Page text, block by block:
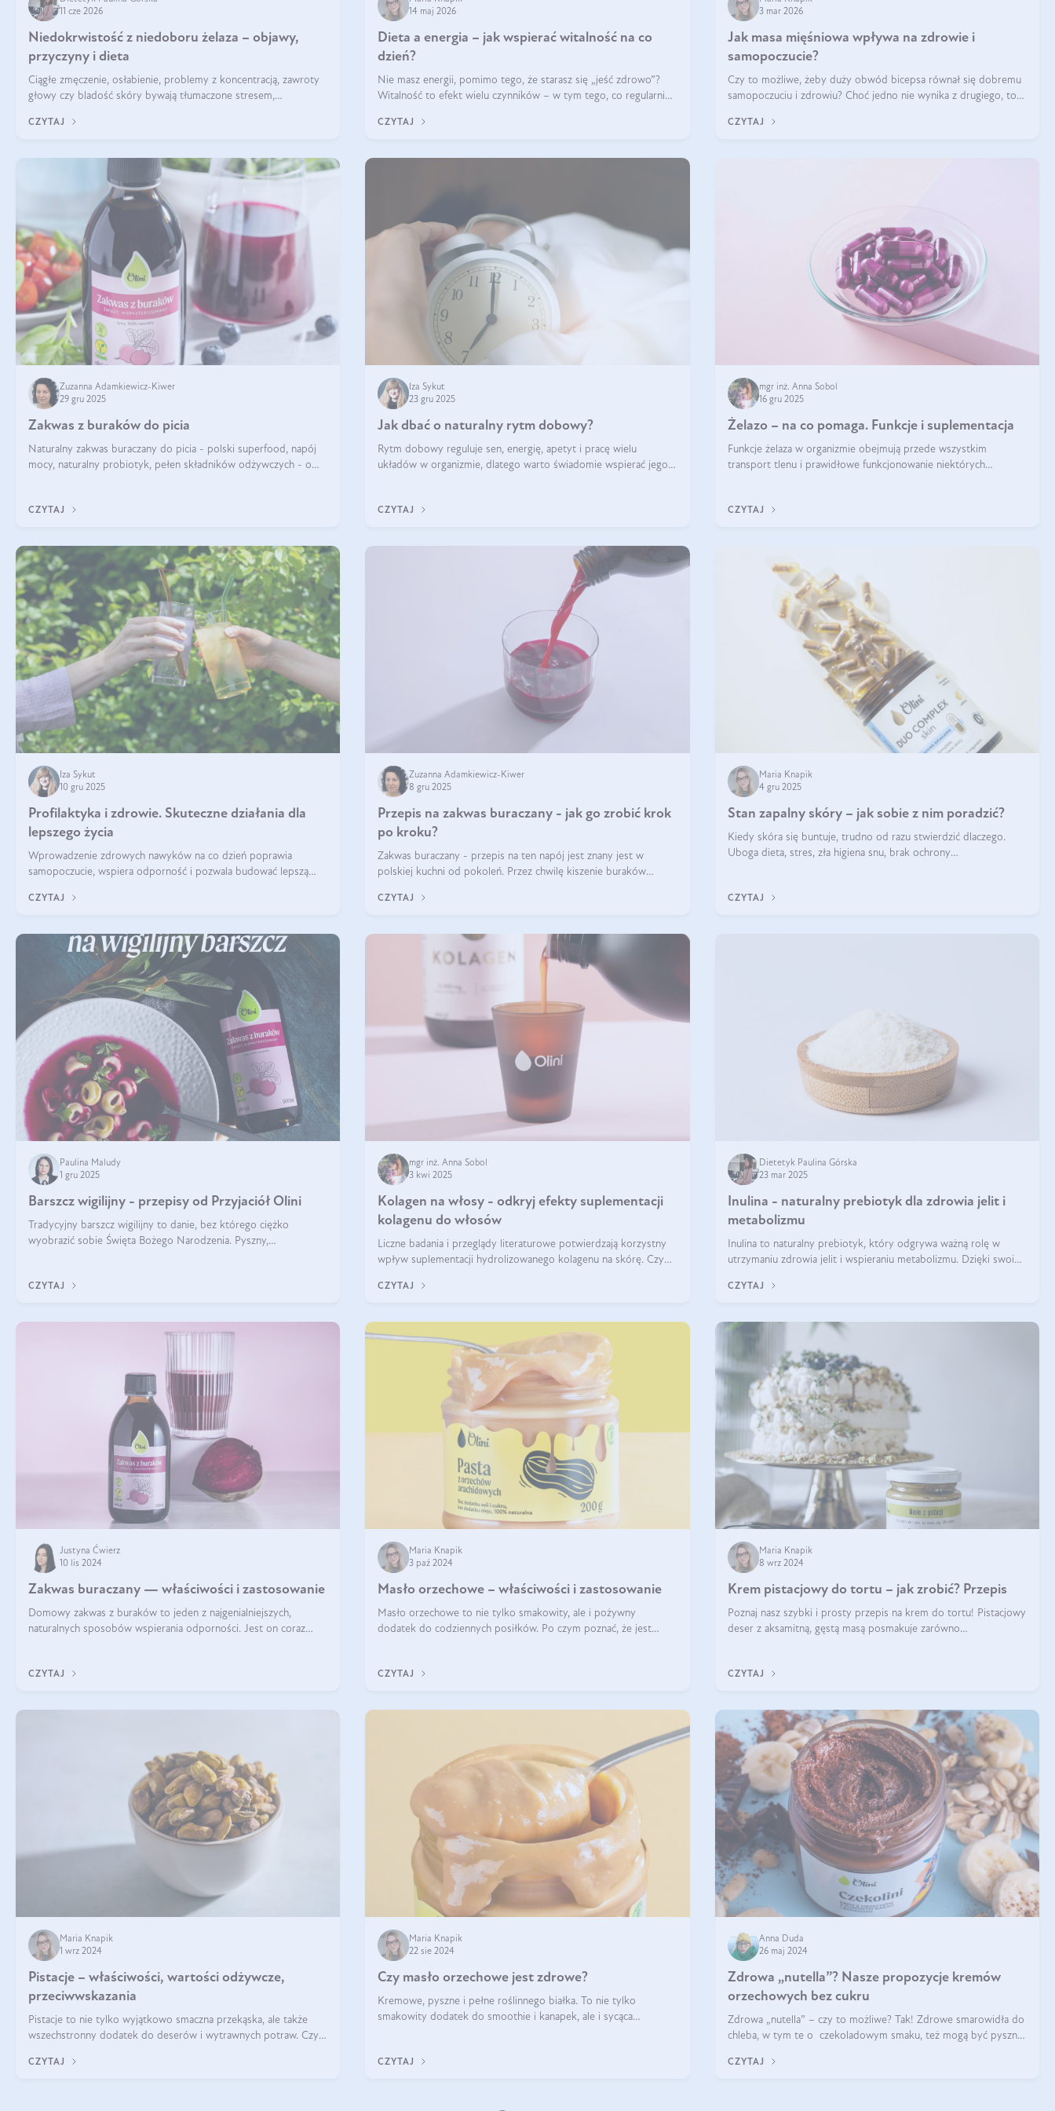
11 cze 2026
Niedokrwistość z niedoboru żelaza – objawy,
przyczyny i dieta
Ciągłe zmęczenie, osłabienie, problemy z koncentracją, zawroty
głowy czy bladość skóry bywają tłumaczone stresem,
może być niedokrwistość z niedoboru żelaza.
CZYTAJ
14 maj 2026
Dieta a energia – jak wspierać witalność na co
dzień?
Nie masz energii, pomimo tego, że starasz się „jeść zdrowo”?
Witalność to efekt wielu czynników – w tym tego, co regularnie
się w zależności od osoby
CZYTAJ
3 mar 2026
Jak masa mięśniowa wpływa na zdrowie i
samopoczucie?
Czy to możliwe, żeby duży obwód bicepsa równał się dobremu
samopoczuciu i zdrowiu? Choć jedno nie wynika z drugiego, to
poprawić jakość życia. W jaki sposób? W tym wpisie wszystko
CZYTAJ
Zuzanna Adamkiewicz-Kiwer
29 gru 2025
Zakwas z buraków do picia
Naturalny zakwas buraczany do picia - polski superfood, napój
mocy, naturalny probiotyk, pełen składników odżywczych - o
CZYTAJ
Iza Sykut
23 gru 2025
Jak dbać o naturalny rytm dobowy?
Rytm dobowy reguluje sen, energię, apetyt i pracę wielu
układów w organizmie, dlatego warto świadomie wspierać jego
CZYTAJ
mgr inż. Anna Sobol
16 gru 2025
Żelazo – na co pomaga. Funkcje i suplementacja
Funkcje żelaza w organizmie obejmują przede wszystkim
transport tlenu i prawidłowe funkcjonowanie niektórych
etapie życia.
CZYTAJ
Iza Sykut
10 gru 2025
Profilaktyka i zdrowie. Skuteczne działania dla
lepszego życia
Wprowadzenie zdrowych nawyków na co dzień poprawia
samopoczucie, wspiera odporność i pozwala budować lepszą
CZYTAJ
Zuzanna Adamkiewicz-Kiwer
8 gru 2025
Przepis na zakwas buraczany - jak go zrobić krok
po kroku?
Zakwas buraczany - przepis na ten napój jest znany jest w
polskiej kuchni od pokoleń. Przez chwilę kiszenie buraków
na fali popularności na
CZYTAJ
Maria Knapik
4 gru 2025
Stan zapalny skóry – jak sobie z nim poradzić?
Kiedy skóra się buntuje, trudno od razu stwierdzić dlaczego.
Uboga dieta, stres, zła higiena snu, brak ochrony
CZYTAJ
Paulina Maludy
1 gru 2025
Barszcz wigilijny - przepisy od Przyjaciół Olini
Tradycyjny barszcz wigilijny to danie, bez którego ciężko
wyobrazić sobie Święta Bożego Narodzenia. Pyszny,
CZYTAJ
mgr inż. Anna Sobol
3 kwi 2025
Kolagen na włosy - odkryj efekty suplementacji
kolagenu do włosów
Liczne badania i przeglądy literaturowe potwierdzają korzystny
wpływ suplementacji hydrolizowanego kolagenu na skórę. Czy
CZYTAJ
Dietetyk Paulina Górska
23 mar 2025
Inulina - naturalny prebiotyk dla zdrowia jelit i
metabolizmu
Inulina to naturalny prebiotyk, który odgrywa ważną rolę w
utrzymaniu zdrowia jelit i wspieraniu metabolizmu. Dzięki swoim
jelitowych, co ma pozy
CZYTAJ
Justyna Ćwierz
10 lis 2024
Zakwas buraczany — właściwości i zastosowanie
Domowy zakwas z buraków to jeden z najgenialniejszych,
naturalnych sposobów wspierania odporności. Jest on coraz
CZYTAJ
Maria Knapik
3 paź 2024
Masło orzechowe – właściwości i zastosowanie
Masło orzechowe to nie tylko smakowity, ale i pożywny
dodatek do codziennych posiłków. Po czym poznać, że jest
CZYTAJ
Maria Knapik
8 wrz 2024
Krem pistacjowy do tortu – jak zrobić? Przepis
Poznaj nasz szybki i prosty przepis na krem do tortu! Pistacjowy
deser z aksamitną, gęstą masą posmakuje zarówno
CZYTAJ
Maria Knapik
1 wrz 2024
Pistacje – właściwości, wartości odżywcze,
przeciwwskazania
Pistacje to nie tylko wyjątkowo smaczna przekąska, ale także
wszechstronny dodatek do deserów i wytrawnych potraw. Czy
każdy może się ni
CZYTAJ
Maria Knapik
22 sie 2024
Czy masło orzechowe jest zdrowe?
Kremowe, pyszne i pełne roślinnego białka. To nie tylko
smakowity dodatek do smoothie i kanapek, ale i sycąca
CZYTAJ
Anna Duda
26 maj 2024
Zdrowa „nutella”? Nasze propozycje kremów
orzechowych bez cukru
Zdrowa „nutella” – czy to możliwe? Tak! Zdrowe smarowidła do
chleba, w tym te o czekoladowym smaku, też mogą być pyszne.
CZYTAJ